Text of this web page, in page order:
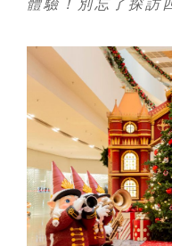
體驗！別忘了探訪